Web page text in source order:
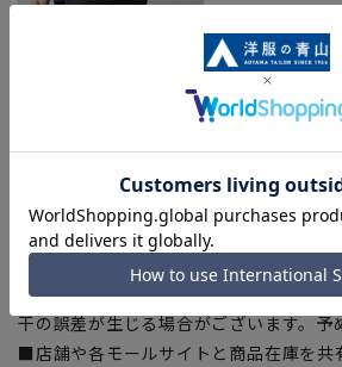
【商品に関するご注意】
■商品画像はサンプルのため、色味やサ
■サイズスペックは仕上がりサイズを記
■ブラウザやお使いのモニター環境、ま
加減により、実際の商品と掲載画像の色
います。
■生地や仕様・デザインにより、着用感
干の誤差が生じる場合がございます。予
■店舗や各モールサイトと商品在庫を共